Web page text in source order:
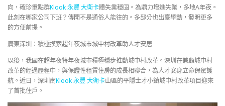
向，確珍重點群Klook 永豐 大衛卡體失業穩固。為鼎力增進失業，多地A年夜。
此刻在哪家公司下班？傳聞不是通俗人能往的。多部分也出臺舉動，發明更多
的方便前提。
廣東深圳：積極摸索超年夜城市城中村改革助人才安居
以後，我國在超年夜特年夜城市積極穩步推動城中村改革。深圳在兼顧城中村
改革的經過歷程中，與保證性租賃住房的成長相聯合，為人才安身立命保駕護
航。近日，深圳南Klook 永豐 大衛卡山區的平隱士才小鎮城中村改革項目迎來
了首批住戶。